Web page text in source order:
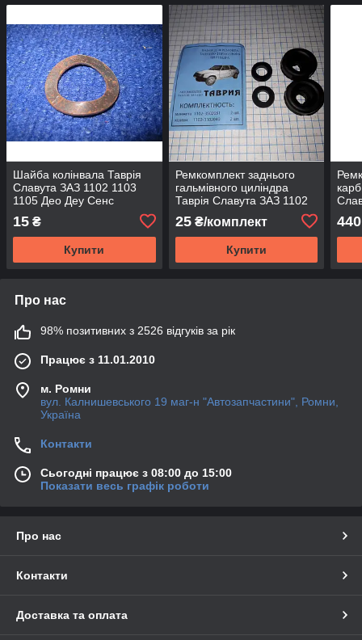
Шайба колінвала Таврія
Славута ЗАЗ 1102 1103
1105 Део Деу Сенс
15 ₴
Купити
Ремкомплект заднього
гальмівного циліндра
Таврія Славута ЗАЗ 1102
25₴/комплект
Купити
440
Про нас
98% позитивних з 2526 відгуків за рік
Працює з 11.01.2010
м. Ромни
вул. Калнишевського 19 маг-н "Автозапчастини", Ромни,
Україна
Контакти
Сьогодні працює з 08:00 до 15:00
Показати весь графік роботи
Про нас
Контакти
Доставка та оплата